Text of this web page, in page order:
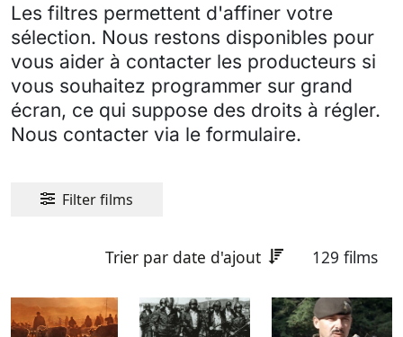
Les filtres permettent d'affiner votre
sélection. Nous restons disponibles pour
vous aider à contacter les producteurs si
vous souhaitez programmer sur grand
écran, ce qui suppose des droits à régler.
Nous contacter via le formulaire.
Filter films
Trier par date d'ajout 129 films